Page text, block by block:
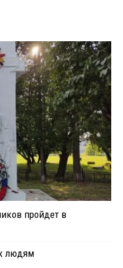
пройдет в
людям